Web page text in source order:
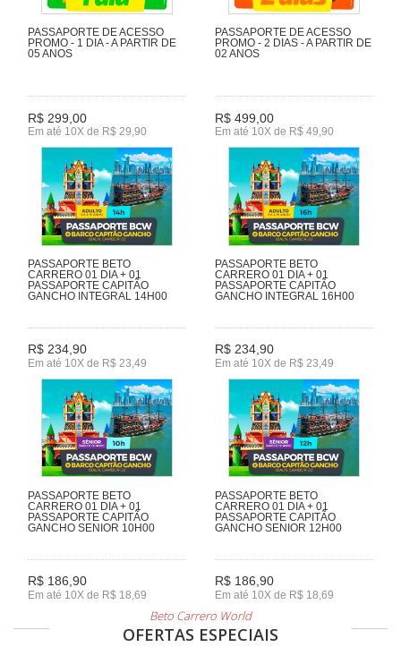
PASSAPORTE DE ACESSO
PROMO - 1 DIA - A PARTIR DE
05 ANOS
R$ 299,00
Em até 10X de R$ 29,90
PASSAPORTE DE ACESSO
PROMO - 2 DIAS - A PARTIR DE
02 ANOS
R$ 499,00
Em até 10X de R$ 49,90
PASSAPORTE BETO
CARRERO 01 DIA + 01
PASSAPORTE CAPITÃO
GANCHO INTEGRAL 14H00
R$ 234,90
Em até 10X de R$ 23,49
PASSAPORTE BETO
CARRERO 01 DIA + 01
PASSAPORTE CAPITÃO
GANCHO INTEGRAL 16H00
R$ 234,90
Em até 10X de R$ 23,49
PASSAPORTE BETO
CARRERO 01 DIA + 01
PASSAPORTE CAPITÃO
GANCHO SENIOR 10H00
R$ 186,90
Em até 10X de R$ 18,69
PASSAPORTE BETO
CARRERO 01 DIA + 01
PASSAPORTE CAPITÃO
GANCHO SENIOR 12H00
R$ 186,90
Em até 10X de R$ 18,69
Beto Carrero World
OFERTAS ESPECIAIS